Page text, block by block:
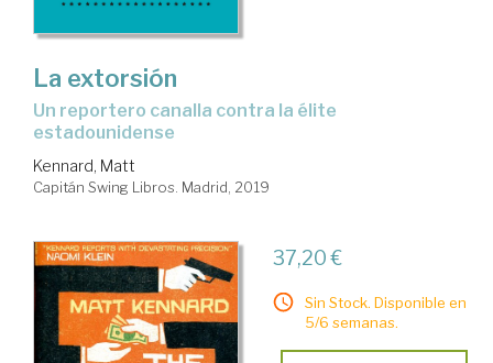
La extorsión
un reportero canalla contra la élite
estadounidense
Kennard, Matt
Capitán Swing Libros. Madrid, 2019
37,20 €
Sin Stock. Disponible en
5/6 semanas.